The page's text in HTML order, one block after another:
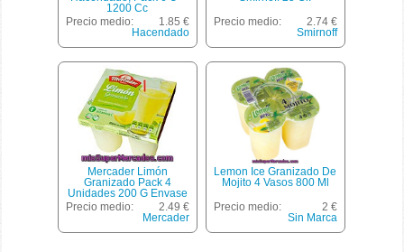
1200 Cc
Precio medio:
1.85 €
Hacendado
Precio medio:
2.74 €
Smirnoff
Mercader Limón
Granizado Pack 4
Unidades 200 G Envase
800 Ml
Precio medio:
2.49 €
Mercader
Lemon Ice Granizado De
Mojito 4 Vasos 800 Ml
Precio medio:
2 €
Sin Marca